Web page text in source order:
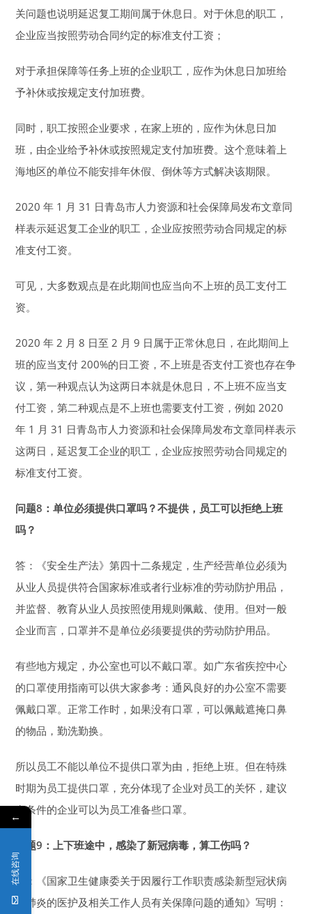
关问题也说明延迟复工期间属于休息日。对于休息的职工，
企业应当按照劳动合同约定的标准支付工资；
对于承担保障等任务上班的企业职工，应作为休息日加班给
予补休或按规定支付加班费。
同时，职工按照企业要求，在家上班的，应作为休息日加
班，由企业给予补休或按照规定支付加班费。这个意味着上
海地区的单位不能安排年休假、倒休等方式解决该期限。
2020 年 1 月 31 日青岛市人力资源和社会保障局发布文章同
样表示延迟复工企业的职工，企业应按照劳动合同规定的标
准支付工资。
可见，大多数观点是在此期间也应当向不上班的员工支付工
资。
2020 年 2 月 8 日至 2 月 9 日属于正常休息日，在此期间上
班的应当支付 200%的日工资，不上班是否支付工资也存在争
议，第一种观点认为这两日本就是休息日，不上班不应当支
付工资，第二种观点是不上班也需要支付工资，例如 2020
年 1 月 31 日青岛市人力资源和社会保障局发布文章同样表示
这两日，延迟复工企业的职工，企业应按照劳动合同规定的
标准支付工资。
问题8：单位必须提供口罩吗？不提供，员工可以拒绝上班
吗？
答：《安全生产法》第四十二条规定，生产经营单位必须为
从业人员提供符合国家标准或者行业标准的劳动防护用品，
并监督、教育从业人员按照使用规则佩戴、使用。但对一般
企业而言，口罩并不是单位必须要提供的劳动防护用品。
有些地方规定，办公室也可以不戴口罩。如广东省疾控中心
的口罩使用指南可以供大家参考：通风良好的办公室不需要
佩戴口罩。正常工作时，如果没有口罩，可以佩戴遮掩口鼻
的物品，勤洗勤换。
所以员工不能以单位不提供口罩为由，拒绝上班。但在特殊
时期为员工提供口罩，充分体现了企业对员工的关怀，建议
有条件的企业可以为员工准备些口罩。
问题9：上下班途中，感染了新冠病毒，算工伤吗？
答：《国家卫生健康委关于因履行工作职责感染新型冠状病
毒肺炎的医护及相关工作人员有关保障问题的通知》写明：
←
在线咨询